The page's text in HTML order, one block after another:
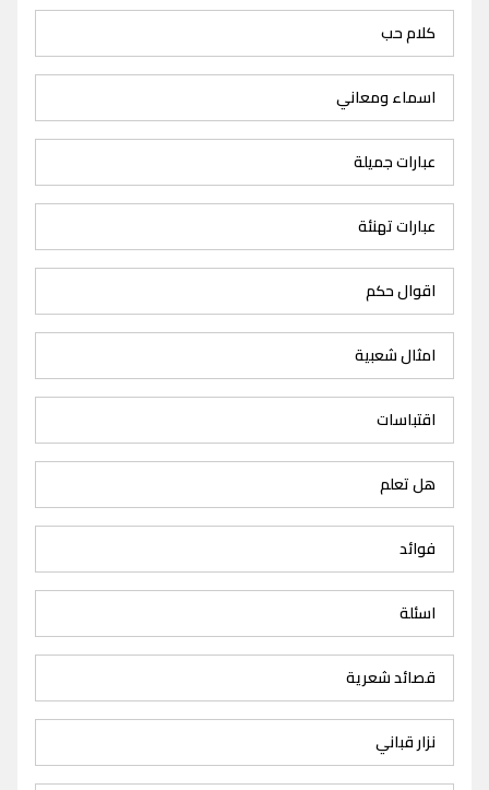
كلام حب
اسماء ومعاني
عبارات جميلة
عبارات تهنئة
اقوال حكم
امثال شعبية
اقتباسات
هل تعلم
فوائد
اسئلة
قصائد شعرية
نزار قباني